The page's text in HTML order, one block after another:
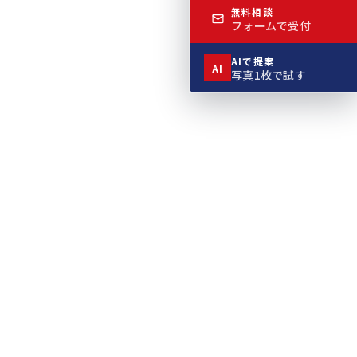
無料相談
フォームで受付
AI AIで提案
写真1枚で試す